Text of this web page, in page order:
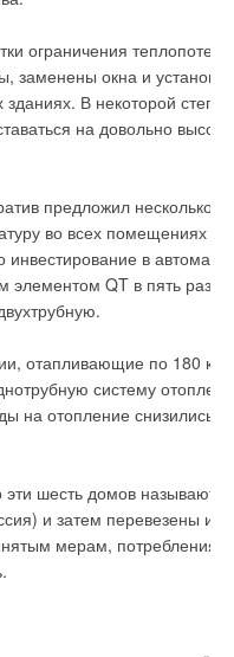
ограничения
заменены окна и
В некоторой
на довольно
предложил несколько
во всех помещениях
инвестирование в
элементом QT в пять раз
отапливающие по 180
систему
на отопление снизились
шесть домов
и затем перевезены и
мерам, потребления
широкий ассортимент
будет проходить в
выставочной
журнал "Идеи Вашего
пройдет неделя
неделю
исследования, MosBuild
строительных выставок
международной
Уведомления отключены